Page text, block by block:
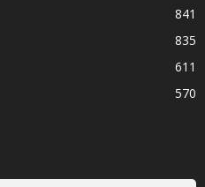
841
835
611
570